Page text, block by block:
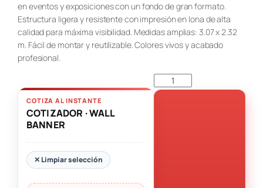
en eventos y exposiciones con un fondo de gran formato.
Estructura ligera y resistente con impresión en lona de alta
calidad para máxima visibilidad. Medidas amplias: 3.07 x 2.32
m. Fácil de montar y reutilizable. Colores vivos y acabado
profesional.
COTIZA AL INSTANTE
COTIZADOR · WALL
BANNER
✕ Limpiar selección